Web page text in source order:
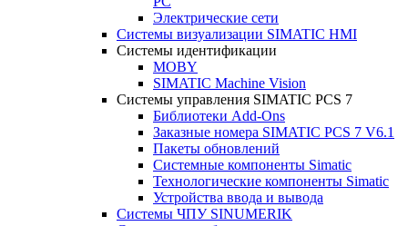
Электрические сети
Системы визуализации SIMATIC HMI
Системы идентификации
MOBY
SIMATIC Machine Vision
Системы управления SIMATIC PCS 7
Библиотеки Add-Ons
Заказные номера SIMATIC PCS 7 V6.1
Пакеты обновлений
Системные компоненты Simatic
Технологические компоненты Simatic
Устройства ввода и вывода
Системы ЧПУ SINUMERIK